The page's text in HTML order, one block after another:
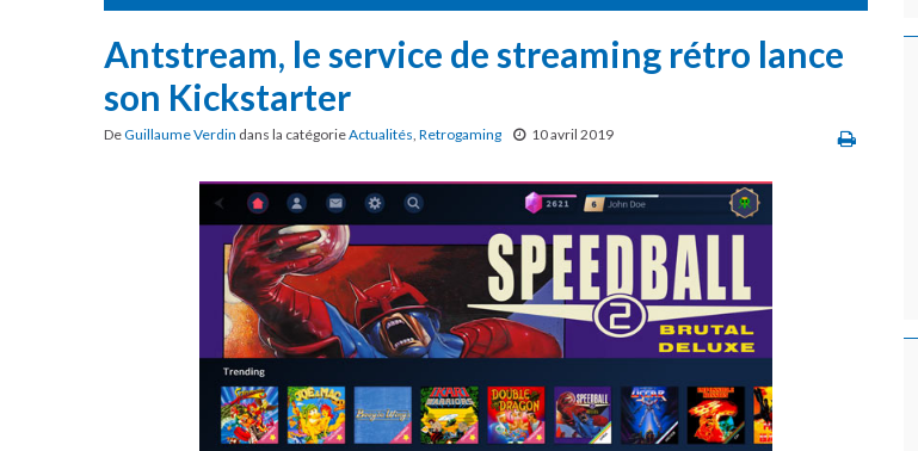
Antstream, le service de streaming rétro lance
son Kickstarter
DeGuillaume Verdin dans la catégorieActualités, Retrogaming 10 avril 2019